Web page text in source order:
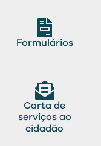
Formulários
Carta de
serviços ao
cidadão